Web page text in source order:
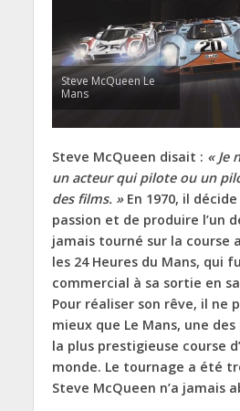
Steve McQueen Le
Mans
Steve McQueen disait : « Je
un acteur qui pilote ou un
des films. »En 1970, il
passion et de produire l’un
jamais tourné sur la course
les 24 Heures du Mans, qui
commercial à sa sortie en
Pour réaliser son rêve, il ne
mieux que Le Mans, une
la plus prestigieuse course
monde. Le tournage a été
Steve McQueen n’a jamais